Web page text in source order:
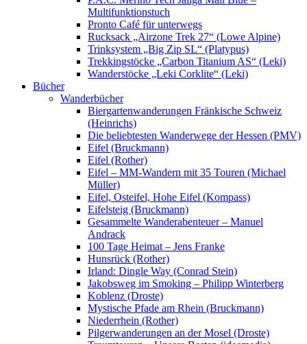
Multifunktionstuch
Pronto Café für unterwegs
Rucksack „Airzone Trek 27“ (Lowe Alpine)
Trinksystem „Big Zip SL“ (Platypus)
Trekkingstöcke „Carbon Titanium AS“ (Leki)
Wanderstöcke „Leki Corklite“ (Leki)
Bücher
Wanderbücher
Biergartenwanderungen Fränkische Schweiz
(Heinrichs)
Die beliebtesten Wanderwege der Hessen (PMV)
Eifel (Bruckmann)
Eifel (Rother)
Eifel – MM-Wandern mit 35 Touren (Michael
Müller)
Eifel, Osteifel, Hohe Eifel (Kompass)
Eifelsteig (Bruckmann)
Gesammelte Wanderabenteuer – Manuel
Andrack
100 Tage Heimat – Jens Franke
Hunsrück (Rother)
Irland: Dingle Way (Conrad Stein)
Jakobsweg im Smoking – Philipp Winterberg
Koblenz (Droste)
Mystische Pfade am Rhein (Bruckmann)
Niederrhein (Rother)
Pilgerwanderungen an der Mosel (Droste)